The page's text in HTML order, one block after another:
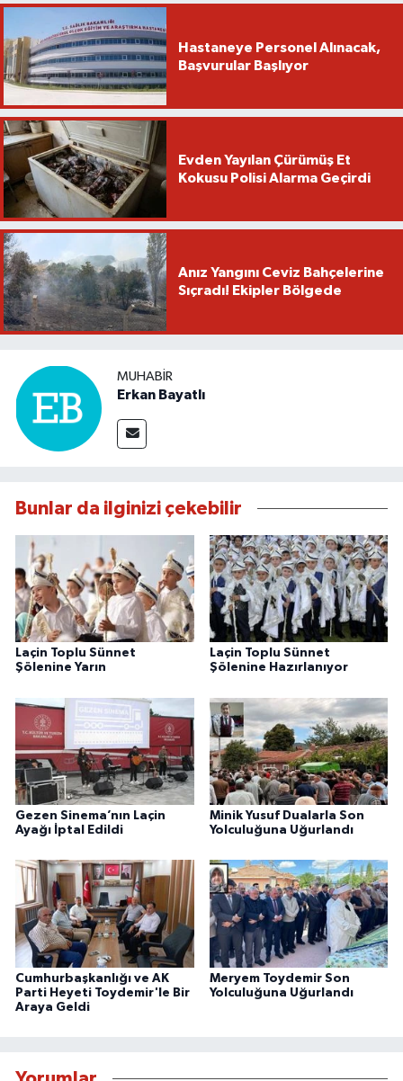
Hastaneye Personel Alınacak,
Başvurular Başlıyor
Evden Yayılan Çürümüş Et
Kokusu Polisi Alarma Geçirdi
Anız Yangını Ceviz Bahçelerine
Sıçradı! Ekipler Bölgede
MUHABIR
Erkan Bayatlı
Bunlar da ilginizi çekebilir
Laçin Toplu Sünnet
Şölenine Yarın
Laçin Toplu Sünnet
Şölenine Hazırlanıyor
Gezen Sinema’nın Laçin
Ayağı İptal Edildi
Minik Yusuf Dualarla Son
Yolculuğuna Uğurlandı
Cumhurbaşkanlığı ve AK
Parti Heyeti Toydemir'le Bir
Araya Geldi
Meryem Toydemir Son
Yolculuğuna Uğurlandı